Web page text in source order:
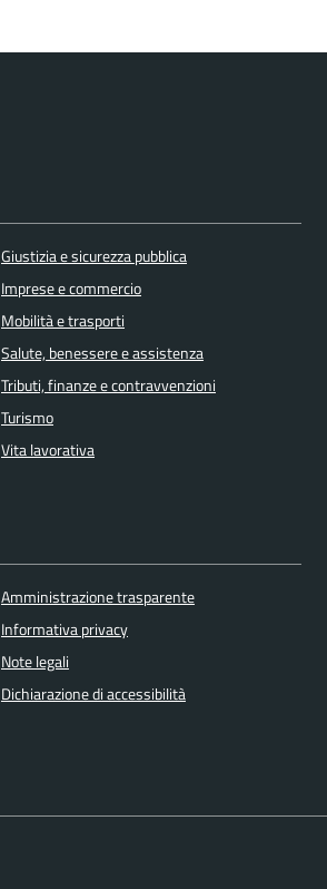
Giustizia e sicurezza pubblica
Imprese e commercio
Mobilità e trasporti
Salute, benessere e assistenza
Tributi, finanze e contravvenzioni
Turismo
Vita lavorativa
Amministrazione trasparente
Informativa privacy
Note legali
Dichiarazione di accessibilità